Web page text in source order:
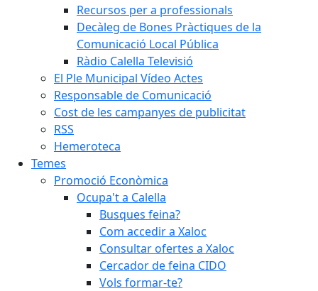
Recursos per a professionals
Decàleg de Bones Pràctiques de la
Comunicació Local Pública
Ràdio Calella Televisió
El Ple Municipal Vídeo Actes
Responsable de Comunicació
Cost de les campanyes de publicitat
RSS
Hemeroteca
Temes
Promoció Econòmica
Ocupa't a Calella
Busques feina?
Com accedir a Xaloc
Consultar ofertes a Xaloc
Cercador de feina CIDO
Vols formar-te?